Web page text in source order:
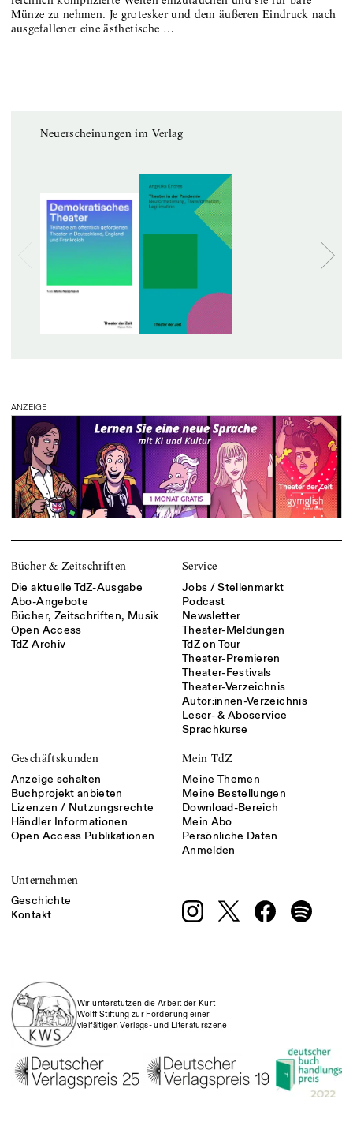
Münze zu nehmen. Je grotesker und dem äußeren Eindruck nach
ausgefallener eine ästhetische …
Neuerscheinungen im Verlag
ANZEIGE
Bücher & Zeitschriften
Die aktuelle TdZ-Ausgabe
Abo-Angebote
Bücher, Zeitschriften, Musik
Open Access
TdZ Archiv
Service
Jobs / Stellenmarkt
Podcast
Newsletter
Theater-Meldungen
TdZ on Tour
Theater-Premieren
Theater-Festivals
Theater-Verzeichnis
Autor:innen-Verzeichnis
Leser- & Aboservice
Sprachkurse
Geschäftskunden
Anzeige schalten
Buchprojekt anbieten
Lizenzen / Nutzungsrechte
Händler Informationen
Open Access Publikationen
Mein TdZ
Meine Themen
Meine Bestellungen
Download-Bereich
Mein Abo
Persönliche Daten
Anmelden
Unternehmen
Geschichte
Kontakt
Wir unterstützen die Arbeit der Kurt
Wolff Stiftung zur Förderung einer
vielfältigen Verlags- und Literaturszene